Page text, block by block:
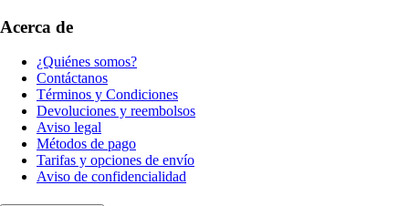
Acerca de
¿Quiénes somos?
Contáctanos
Términos y Condiciones
Devoluciones y reembolsos
Aviso legal
Métodos de pago
Tarifas y opciones de envío
Aviso de confidencialidad